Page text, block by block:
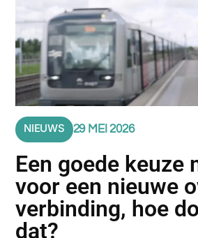
NIEUWS 29 MEI 2026
Een goede keuze
voor een nieuwe
verbinding, hoe
dat?